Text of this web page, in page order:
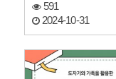
591
2024-10-31